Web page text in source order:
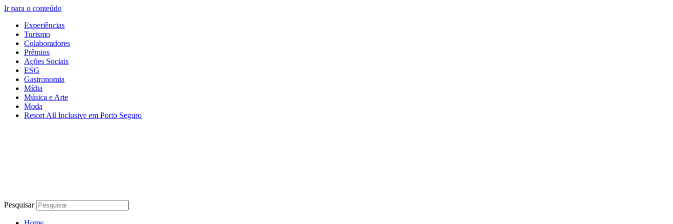
Ir para o conteúdo
Experiências
Turismo
Colaboradores
Prêmios
Ações Sociais
ESG
Gastronomia
Mídia
Música e Arte
Moda
Resort All Inclusive em Porto Seguro
Pesquisar